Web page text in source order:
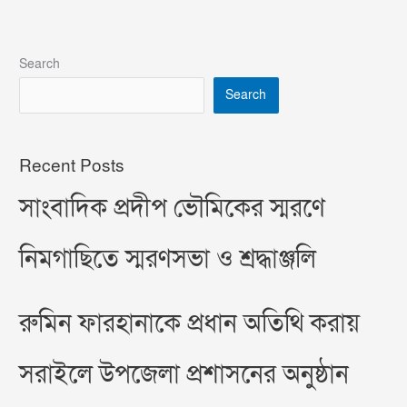
Search
Search
Recent Posts
সাংবাদিক প্রদীপ ভৌমিকের স্মরণে
নিমগাছিতে স্মরণসভা ও শ্রদ্ধাঞ্জলি
রুমিন ফারহানাকে প্রধান অতিথি করায়
সরাইলে উপজেলা প্রশাসনের অনুষ্ঠান